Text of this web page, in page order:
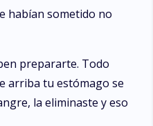
habían sometido no
prepararte. Todo
arriba tu estómago se
la eliminaste y eso